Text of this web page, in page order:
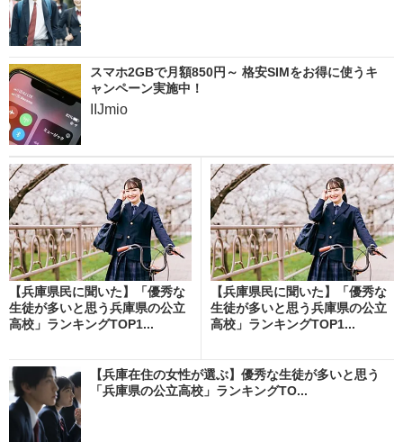
スマホ2GBで月額850円～ 格安SIMをお得に使うキ
ャンペーン実施中！
IIJmio
【兵庫県民に聞いた】「優秀な
生徒が多いと思う兵庫県の公立
高校」ランキングTOP1...
【兵庫県民に聞いた】「優秀な
生徒が多いと思う兵庫県の公立
高校」ランキングTOP1...
【兵庫在住の女性が選ぶ】優秀な生徒が多いと思う
「兵庫県の公立高校」ランキングTO...